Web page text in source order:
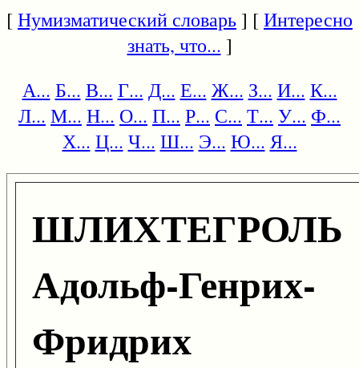
[Нумизматический словарь] [Интересно
знать, что... ]
А... Б... В... Г... Д... Е... Ж... З... И... К...
Л... М... Н... О... П... Р... С... Т... У... Ф...
Х... Ц... Ч... Ш... Э... Ю... Я...
ШЛИХТЕГРОЛЬ
Адольф-Генрих-
Фридрих